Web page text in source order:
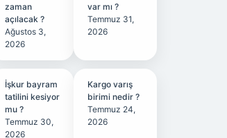
zaman
açılacak ?
Ağustos 3,
2026
var mı ?
Temmuz 31,
2026
İşkur bayram
tatilini kesiyor
mu ?
Temmuz 30,
2026
Kargo varış
birimi nedir ?
Temmuz 24,
2026